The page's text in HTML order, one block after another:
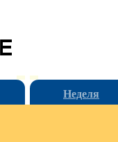
Неделя